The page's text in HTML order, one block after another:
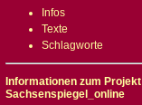
Infos
Texte
Schlagworte
Informationen zum Projekt
Sachsenspiegel_online